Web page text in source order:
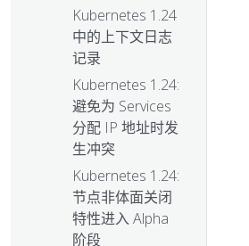
Kubernetes 1.24
中的上下文日志
记录
Kubernetes 1.24:
避免为 Services
分配 IP 地址时发
生冲突
Kubernetes 1.24:
节点非体面关闭
特性进入 Alpha
阶段